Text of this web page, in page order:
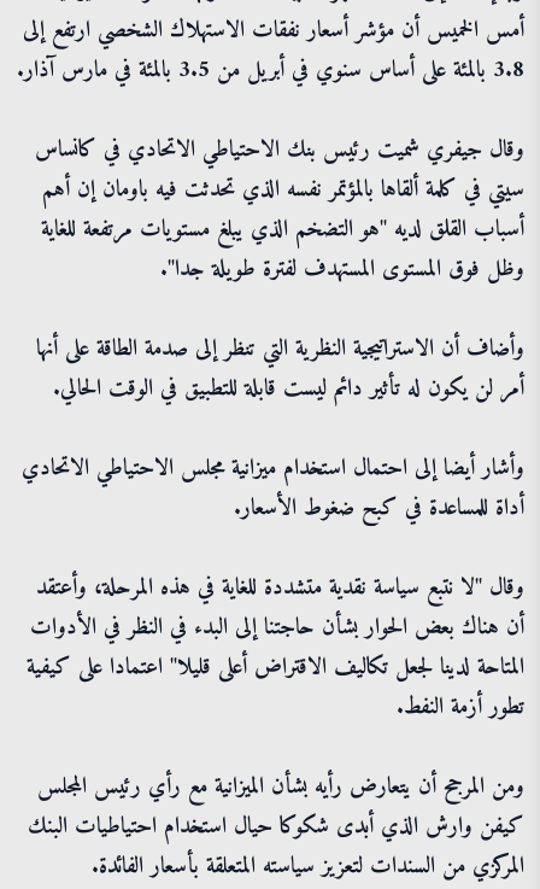
أمس الخميس أن مؤشر أسعار نفقات الاستهلاك الشخصي ارتفع إلى
3.8 بالمئة على أساس سنوي في أبريل من 3.5 بالمئة في مارس آذار.
وقال جيفري شميت رئيس بنك الاحتياطي الاتحادي في كانساس
سيتي في كلمة ألقاها بالمؤتمر نفسه الذي تحدثت فيه باومان إن أهم
أسباب القلق لديه "هو التضخم الذي يبلغ مستويات مرتفعة للغاية
وظل فوق المستوى المستهدف لفترة طويلة جدا".
وأضاف أن الاستراتيجية النظرية التي تنظر إلى صدمة الطاقة على أنها
أمر لن يكون له تأثير دائم ليست قابلة للتطبيق في الوقت الحالي.
وأشار أيضا إلى احتمال استخدام ميزانية مجلس الاحتياطي الاتحادي
أداة للمساعدة في كبح ضغوط الأسعار.
وقال "لا نتبع سياسة نقدية متشددة للغاية في هذه المرحلة، وأعتقد
أن هناك بعض الحوار بشأن حاجتنا إلى البدء في النظر في الأدوات
المتاحة لدينا لجعل تكاليف الاقتراض أعلى قليلا" اعتمادا على كيفية
تطور أزمة النفط.
ومن المرجح أن يتعارض رأيه بشأن الميزانية مع رأي رئيس المجلس
كيفن وارش الذي أبدى شكوكا حيال استخدام احتياطيات البنك
المركزي من السندات لتعزيز سياسته المتعلقة بأسعار الفائدة.